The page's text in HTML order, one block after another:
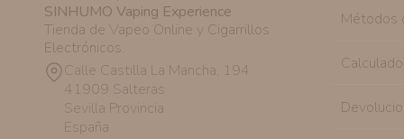
SINHUMO Vaping Experience
Tienda de Vapeo Online y Cigarrillos
Electrónicos.
Calle Castilla La Mancha, 194
41909 Salteras
Sevilla Provincia
España
Métodos